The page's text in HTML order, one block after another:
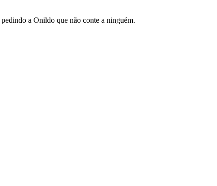
a Onildo que não conte a ninguém.